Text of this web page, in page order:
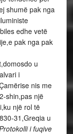
shumë pak nga
edhe vetë
pak nga pak
u
i
nis me
shin,pas një
një rol të
31,Greqia u
i fuqive